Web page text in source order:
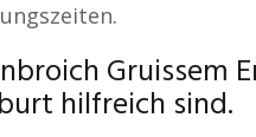
Gruissem
hilfreich sind.